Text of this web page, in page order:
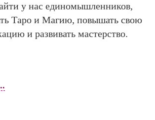
у нас единомышленников,
Таро и Магию, повышать свою
и развивать мастерство.